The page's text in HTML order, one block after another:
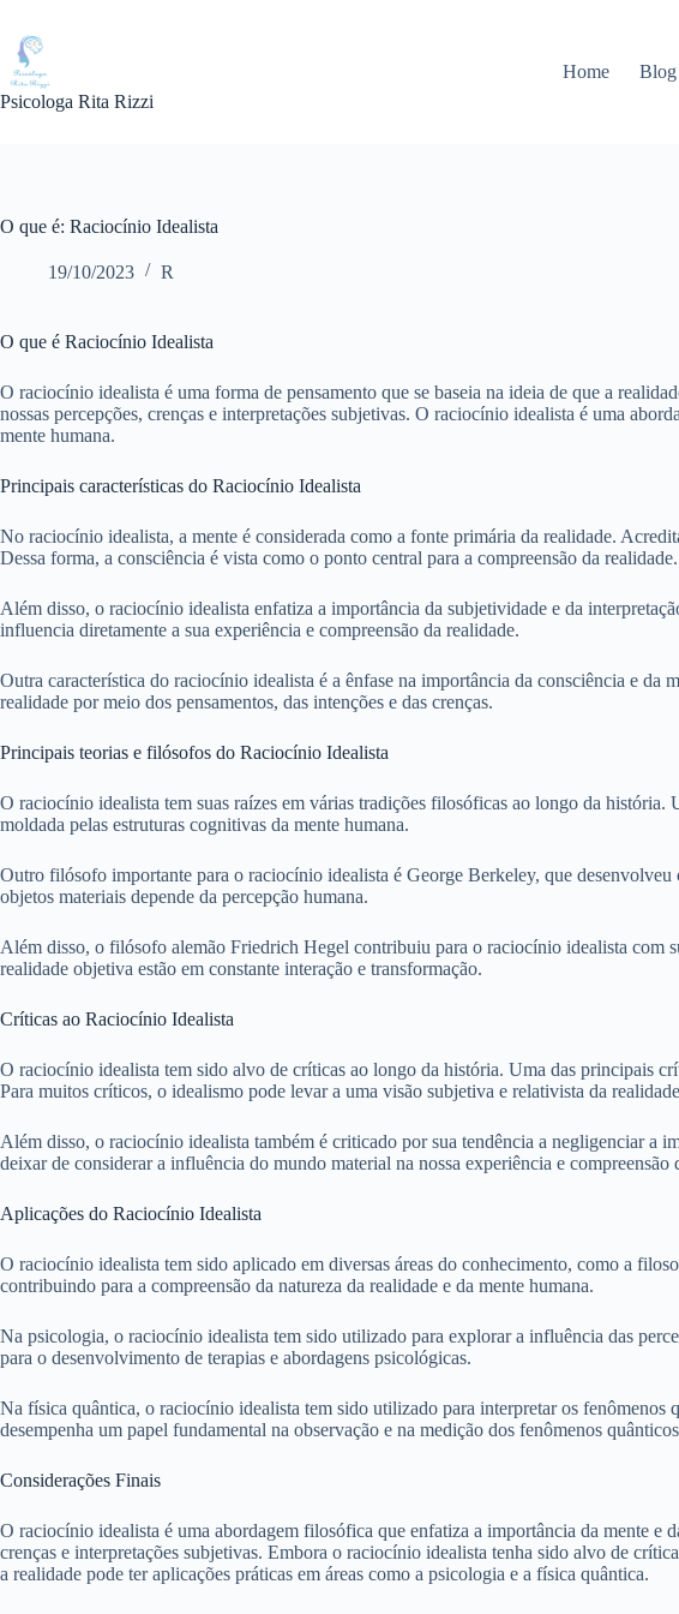
para
conteúdo
Psicologa Rita Rizzi
Home Blog
O que é: Raciocínio Idealista
19/10/2023 R
O que é Raciocínio Idealista
O raciocínio idealista é uma forma de pensamento que se baseia na ideia de que a
nossas percepções, crenças e interpretações subjetivas. O raciocínio idealista é uma
mente humana.
Principais características do Raciocínio Idealista
No raciocínio idealista, a mente é considerada como a fonte primária da realidade.
Dessa forma, a consciência é vista como o ponto central para a compreensão da realidade.
Além disso, o raciocínio idealista enfatiza a importância da subjetividade e da
influencia diretamente a sua experiência e compreensão da realidade.
Outra característica do raciocínio idealista é a ênfase na importância da consciência e da
realidade por meio dos pensamentos, das intenções e das crenças.
Principais teorias e filósofos do Raciocínio Idealista
O raciocínio idealista tem suas raízes em várias tradições filosóficas ao longo da
moldada pelas estruturas cognitivas da mente humana.
Outro filósofo importante para o raciocínio idealista é George Berkeley, que
objetos materiais depende da percepção humana.
Além disso, o filósofo alemão Friedrich Hegel contribuiu para o raciocínio idealista com
realidade objetiva estão em constante interação e transformação.
Críticas ao Raciocínio Idealista
O raciocínio idealista tem sido alvo de críticas ao longo da história. Uma das principais
Para muitos críticos, o idealismo pode levar a uma visão subjetiva e relativista da
Além disso, o raciocínio idealista também é criticado por sua tendência a negligenciar a
deixar de considerar a influência do mundo material na nossa experiência e compreensão
Aplicações do Raciocínio Idealista
O raciocínio idealista tem sido aplicado em diversas áreas do conhecimento, como a
contribuindo para a compreensão da natureza da realidade e da mente humana.
Na psicologia, o raciocínio idealista tem sido utilizado para explorar a influência das
para o desenvolvimento de terapias e abordagens psicológicas.
Na física quântica, o raciocínio idealista tem sido utilizado para interpretar os
desempenha um papel fundamental na observação e na medição dos fenômenos
Considerações Finais
O raciocínio idealista é uma abordagem filosófica que enfatiza a importância da mente e
crenças e interpretações subjetivas. Embora o raciocínio idealista tenha sido alvo de
a realidade pode ter aplicações práticas em áreas como a psicologia e a física quântica.